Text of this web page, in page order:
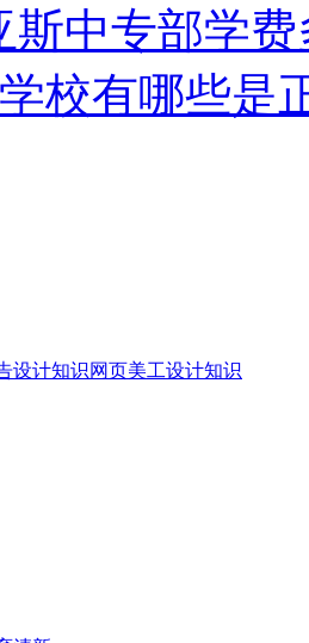
斯中专部学
校有哪些是
设计知识网页美工设计知识